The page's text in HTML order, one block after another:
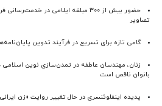
حضور بیش از ۳۰۰ مبلغه ایلامی در
تصاویر
گامی تازه برای تسریع در فرآیند تدوین
زنان، مهندسان عاطفه در تمدن‌سازی نوین
بانوان ناقص است
پدیده اینفلوئنسری در حال تغییر روایت «زن